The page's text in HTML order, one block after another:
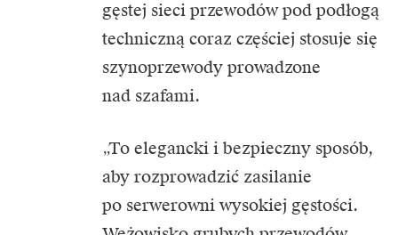
gęstej sieci przewodów pod podłogą
techniczną coraz częściej stosuje się
szynoprzewody prowadzone
nad szafami.
„To elegancki i bezpieczny sposób,
aby rozprowadzić zasilanie
po serwerowni wysokiej gęstości.